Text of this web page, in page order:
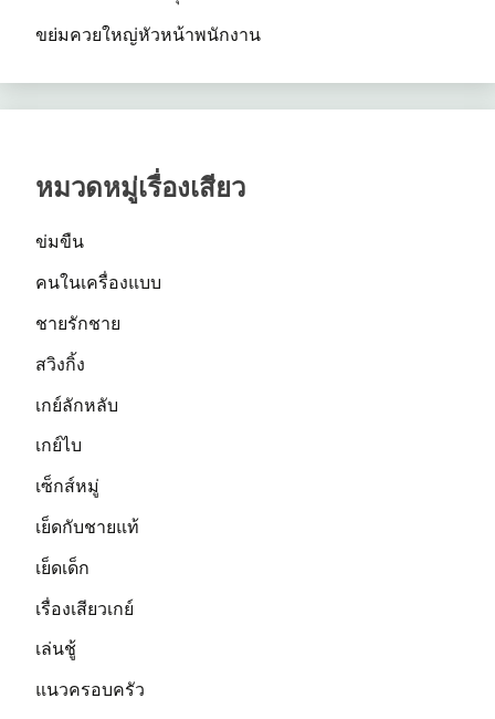
ขย่มควยใหญ่หัวหน้าพนักงาน
หมวดหมู่เรื่องเสียว
ข่มขืน
คนในเครื่องแบบ
ชายรักชาย
สวิงกิ้ง
เกย์ลักหลับ
เกย์ไบ
เซ็กส์หมู่
เย็ดกับชายแท้
เย็ดเด็ก
เรื่องเสียวเกย์
เล่นชู้
แนวครอบครัว